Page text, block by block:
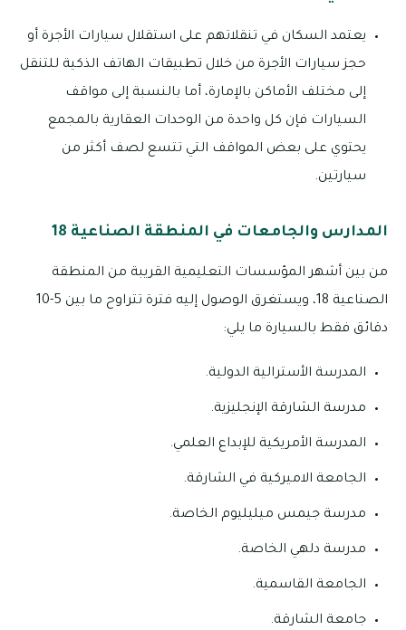
يعتمد السكان في تنقلاتهم على استقلال سيارات الأجرة أو
حجز سيارات الأجرة من خلال تطبيقات الهاتف الذكية للتنقل
إلى مختلف الأماكن بالإمارة، أما بالنسبة إلى مواقف
السيارات فإن كل واحدة من الوحدات العقارية بالمجمع
يحتوي على بعض المواقف التي تتسع لصف أكثر من
سيارتين.
المدارس والجامعات في المنطقة الصناعية 18
من بين أشهر المؤسسات التعليمية القريبة من المنطقة
الصناعية 18، ويستغرق الوصول إليه فترة تتراوح ما بين 5-10
دقائق فقط بالسيارة ما يلي:
المدرسة الأسترالية الدولية.
مدرسة الشارقة الإنجليزية.
المدرسة الأمريكية للإبداع العلمي.
الجامعة الاميركية في الشارقة.
مدرسة جيمس ميليليوم الخاصة.
مدرسة دلهي الخاصة.
الجامعة القاسمية.
جامعة الشارقة.